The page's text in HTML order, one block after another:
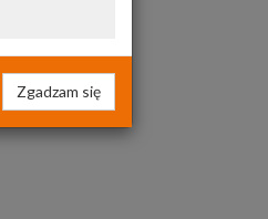
Zgadzam się